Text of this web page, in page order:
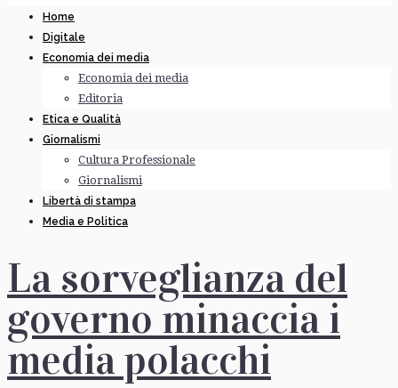
Home
Digitale
Economia dei media
Economia dei media
Editoria
Etica e Qualità
Giornalismi
Cultura Professionale
Giornalismi
Libertà di stampa
Media e Politica
La sorveglianza del
governo minaccia i
media polacchi